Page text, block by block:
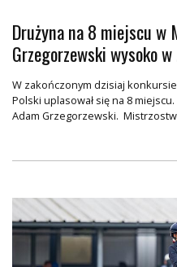
Drużyna na 8 miejscu w
Grzegorzewski wysoko w
W zakończonym dzisiaj
Polski uplasował się na 8
Adam Grzegorzewski.